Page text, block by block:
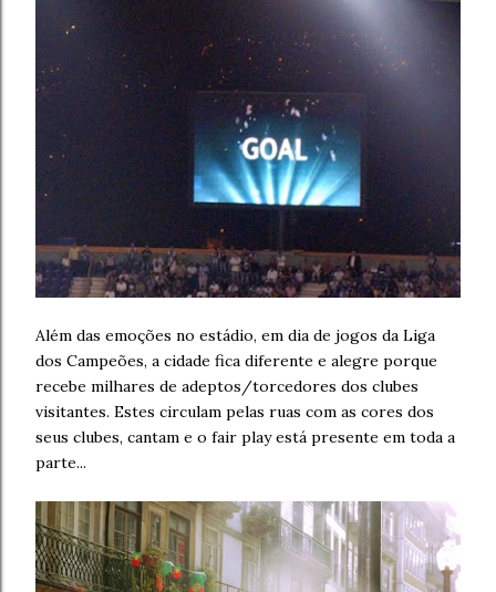
Além das emoções no estádio, em dia de jogos da Liga
dos Campeões, a cidade fica diferente e alegre porque
recebe milhares de adeptos/torcedores dos clubes
visitantes. Estes circulam pelas ruas com as cores dos
seus clubes, cantam e o fair play está presente em toda a
parte...